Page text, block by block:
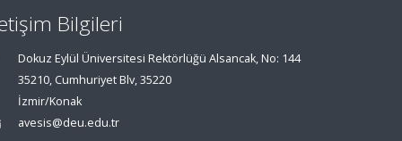
Bilgileri
Dokuz Eylül Üniversitesi Rektörlüğü Alsancak, No: 144
35210, Cumhuriyet Blv, 35220
İzmir/Konak
avesis@deu.edu.tr